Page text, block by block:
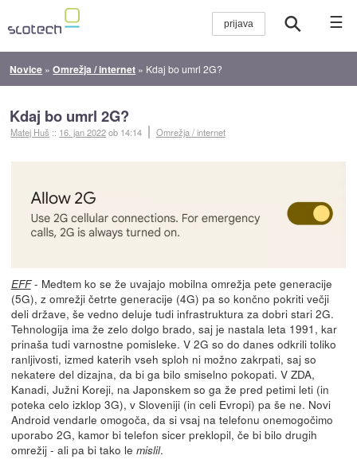
☰
Novice »Omrežja / internet » Kdaj bo umrl 2G?
Kdaj bo umrl 2G?
Matej Huš :: 16. jan 2022ob 14:14 Omrežja / internet
EFF- Medtem ko se že uvajajo mobilna omrežja pete generacije
(5G), z omrežji četrte generacije (4G) pa so končno pokriti večji
deli države, še vedno deluje tudi infrastruktura za dobri stari 2G.
Tehnologija ima že zelo dolgo brado, saj je nastala leta 1991, kar
prinaša tudi varnostne pomisleke. V 2G so do danes odkrili toliko
ranljivosti, izmed katerih vseh sploh ni možno zakrpati, saj so
nekatere del dizajna, da bi ga bilo smiselno pokopati. V ZDA,
Kanadi, Južni Koreji, na Japonskem so ga že pred petimi leti (in
poteka celo izklop 3G), v Sloveniji (in celi Evropi) pa še ne. Novi
Android vendarle omogoča, da si vsaj na telefonu onemogočimo
uporabo 2G, kamor bi telefon sicer preklopil, če bi bilo drugih
omrežij - ali pa bi tako le mislil.